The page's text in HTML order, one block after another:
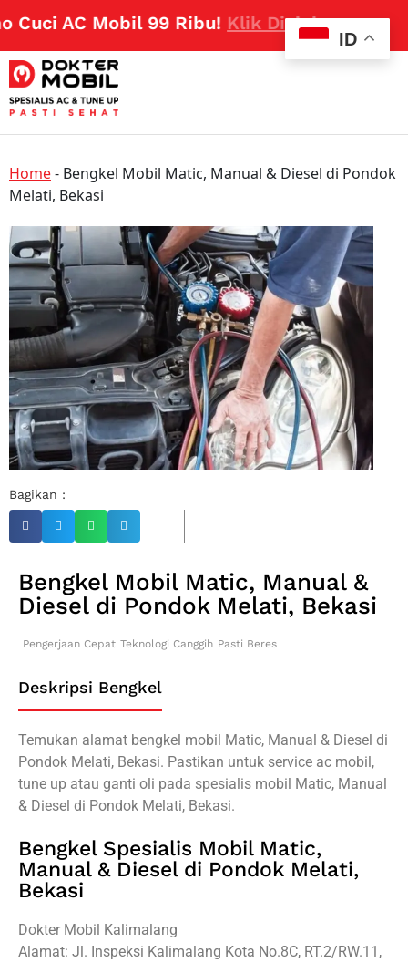
AC Mobil 99 Ribu!Klik Disini
Home- Bengkel Mobil Matic, Manual & Diesel di Pondok
Melati, Bekasi
Bagikan :
Bengkel Mobil Matic, Manual &
Diesel di Pondok Melati, Bekasi
Pengerjaan Cepat Teknologi Canggih Pasti Beres
Deskripsi Bengkel
Temukan alamat bengkel mobil Matic, Manual & Diesel di
Pondok Melati, Bekasi. Pastikan untuk service ac mobil,
tune up atau ganti oli pada spesialis mobil Matic, Manual
& Diesel di Pondok Melati, Bekasi.
Bengkel Spesialis Mobil Matic,
Manual & Diesel di Pondok Melati,
Bekasi
Dokter Mobil Kalimalang
Alamat: Jl. Inspeksi Kalimalang Kota No.8C, RT.2/RW.11,
ID